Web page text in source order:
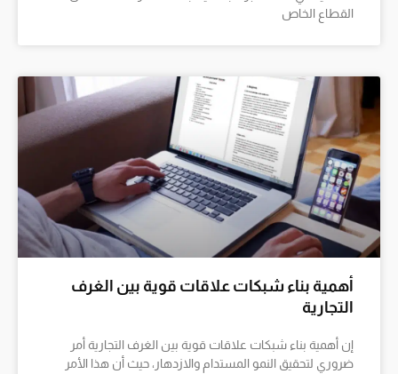
القطاع الخاص
أهمية بناء شبكات علاقات قوية بين الغرف
التجارية
إن أهمية بناء شبكات علاقات قوية بين الغرف التجارية أمر
ضروري لتحقيق النمو المستدام والازدهار، حيث أن هذا الأمر